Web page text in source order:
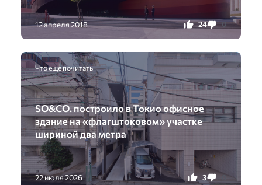
12 апреля 2018 24 0
Что еще почитать
SO&CO. построило в Токио офисное
здание на «флагштоковом» участке
шириной два метра
22 июля 2026 3 0